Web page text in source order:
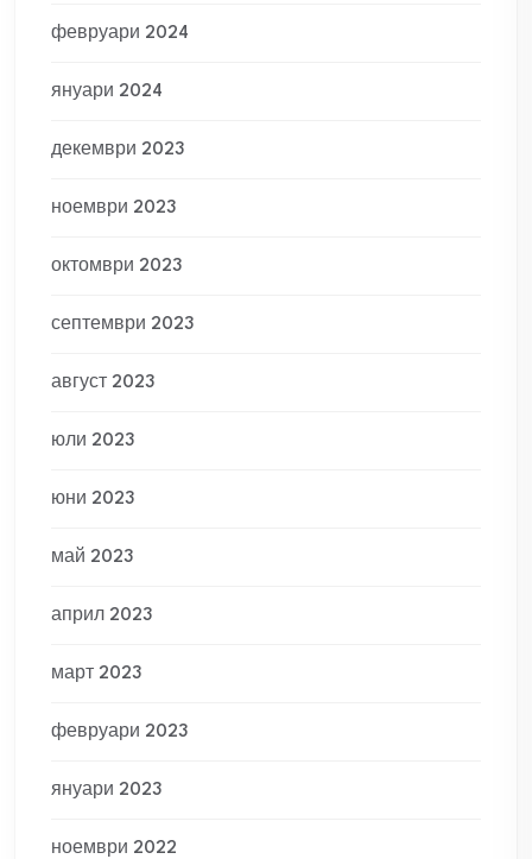
февруари 2024
януари 2024
декември 2023
ноември 2023
октомври 2023
септември 2023
август 2023
юли 2023
юни 2023
май 2023
април 2023
март 2023
февруари 2023
януари 2023
ноември 2022